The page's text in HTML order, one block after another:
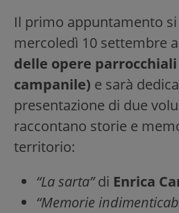
Il primo appuntamento
mercoledì 10 settembre
delle opere
campanile) e sarà
presentazione di due
raccontano storie e
territorio:
“La sarta”di Enrica
“Memorie